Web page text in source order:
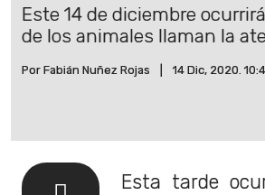
Este 14 de diciembre
de los animales llaman la
Por Fabián Nuñez Rojas 14 Dic, 2020.
Esta tarde